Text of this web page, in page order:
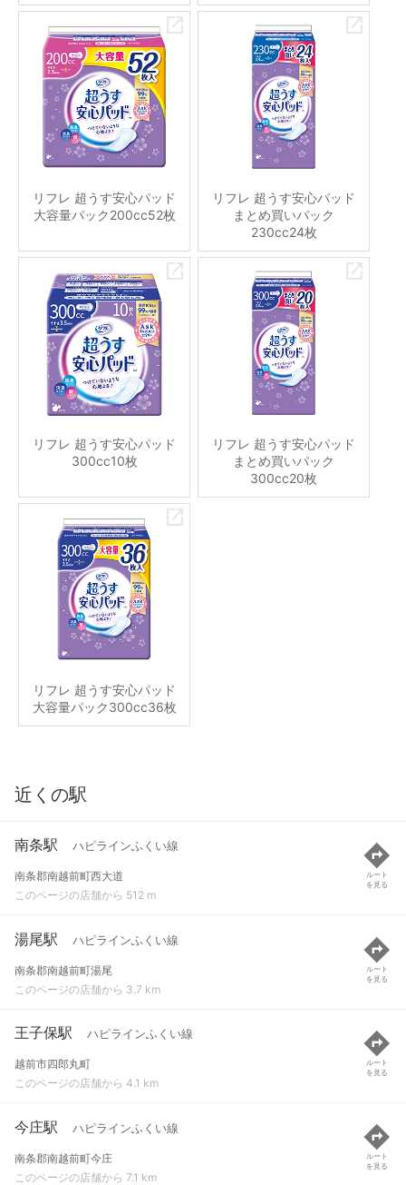
リフレ 超うす安心パッド
大容量パック200cc52枚
リフレ 超うす安心パッド
まとめ買いパック
230cc24枚
リフレ 超うす安心パッド
300cc10枚
リフレ 超うす安心パッド
まとめ買いパック
300cc20枚
リフレ 超うす安心パッド
大容量パック300cc36枚
近くの駅
南条駅 ハピラインふくい線
南条郡南越前町西大道
このページの店舗から 512 m
ルート
を見る
湯尾駅 ハピラインふくい線
南条郡南越前町湯尾
このページの店舗から 3.7 km
ルート
を見る
王子保駅 ハピラインふくい線
越前市四郎丸町
このページの店舗から 4.1 km
ルート
を見る
今庄駅 ハピラインふくい線
南条郡南越前町今庄
このページの店舗から 7.1 km
ルート
を見る